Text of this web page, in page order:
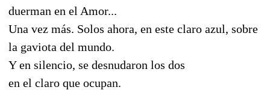
duerman en el Amor...
Una vez más. Solos ahora, en este claro azul, sobre
la gaviota del mundo.
Y en silencio, se desnudaron los dos
en el claro que ocupan.